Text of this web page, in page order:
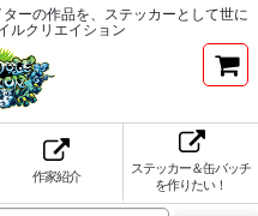
ーの作品を、ステッカーとして世に
ルクリエイション
作家紹介
ステッカー＆缶バッチ
を作りたい！